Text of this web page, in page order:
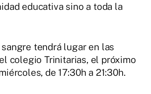
educativa sino a toda la
tendrá lugar en las
colegio Trinitarias, el próximo
de 17:30h a 21:30h.